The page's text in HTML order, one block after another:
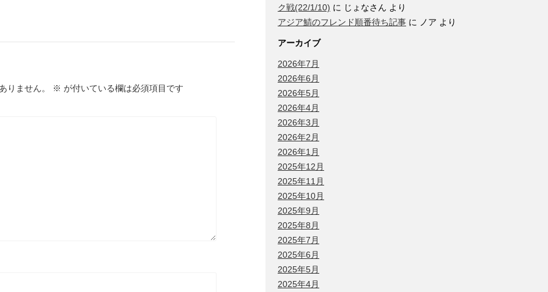
りません。 ※ が付いている欄は必須項目です
ク戦(22/1/10) に じょなさん より
アジア鯖のフレンド順番待ち記事 に ノア より
アーカイブ
2026年7月
2026年6月
2026年5月
2026年4月
2026年3月
2026年2月
2026年1月
2025年12月
2025年11月
2025年10月
2025年9月
2025年8月
2025年7月
2025年6月
2025年5月
2025年4月